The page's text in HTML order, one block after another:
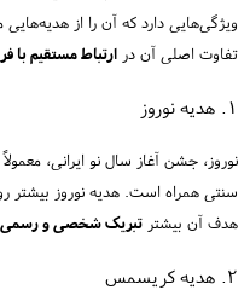
ویژگی‌هایی دارد که آن را از هدیه‌هایی
تفاوت اصلی آن در ارتباط مستقیم
۱. هدیه نوروز
نوروز، جشن آغاز سال نو ایرانی،
سنتی همراه است. هدیه نوروز بیشتر
هدف آن بیشتر تبریک شخصی و رسمی
۲. هدیه کریسمس